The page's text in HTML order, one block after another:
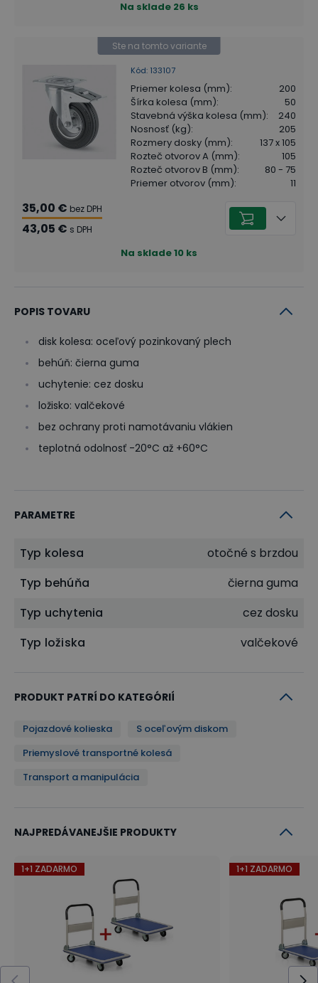
Na sklade 26 ks
Kód: 133107
Ste na tomto variante
Priemer kolesa (mm):
200
Šírka kolesa (mm):
50
Stavebná výška kolesa (mm):
240
Nosnosť (kg):
205
Rozmery dosky (mm):
137 x 105
Rozteč otvorov A (mm):
105
Rozteč otvorov B (mm):
80 - 75
Priemer otvorov (mm): 11
35,00 € bez DPH
43,05 € s DPH
Na sklade10 ks
POPIS TOVARU
disk kolesa: oceľový pozinkovaný plech
behúň: čierna guma
uchytenie: cez dosku
ložisko: valčekové
bez ochrany proti namotávaniu vlákien
teplotná odolnosť -20°C až +60°C
PARAMETRE
Typ kolesa
otočné s brzdou
Typ behúňa
čierna guma
Typ uchytenia
cez dosku
Typ ložiska
valčekové
PRODUKT PATRÍ DO KATEGÓRIÍ
Pojazdové kolieska
S oceľovým diskom
Priemyslové transportné kolesá
Transport a manipulácia
NAJPREDÁVANEJŠIE PRODUKTY
1+1 ZADARMO 1+1 ZADARMO